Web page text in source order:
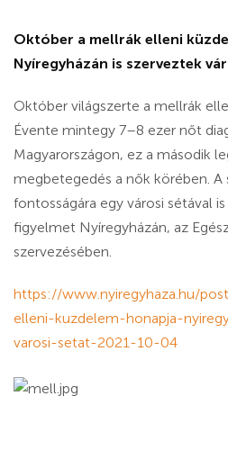
Október a mellrák elleni
Nyíregyházán is szerveztek
Október világszerte a mellrák
Évente mintegy 7–8 ezer nőt
Magyarországon, ez a második
megbetegedés a nők körében. A
fontosságára egy városi sétával
figyelmet Nyíregyházán, az
szervezésében.
https://www.nyiregyhaza.hu/
elleni-kuzdelem-honapja-
varosi-setat-2021-10-04